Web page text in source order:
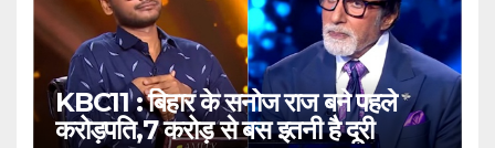
KBC11 : बिहार के सनोज राज बने पहले
करोड़पति,7 करोड़ से बस इतनी है दूरी